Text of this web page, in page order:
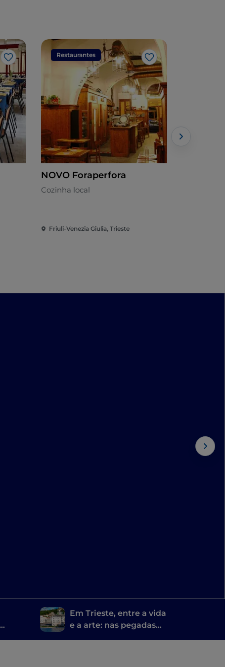
Gosto
Restaurantes
Gosto
NOVO Foraperfora
Cozinha local
Friuli-Venezia Giulia, Trieste
Em Trieste, entre a vida
e a arte: nas pegadas